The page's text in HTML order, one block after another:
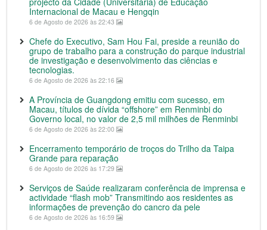
Internacional de Macau e Hengqin
6 de Agosto de 2026 às 22:43
Chefe do Executivo, Sam Hou Fai, preside a reunião do
grupo de trabalho para a construção do parque industrial
de investigação e desenvolvimento das ciências e
tecnologias.
6 de Agosto de 2026 às 22:16
A Província de Guangdong emitiu com sucesso, em
Macau, títulos de dívida “offshore” em Renminbi do
Governo local, no valor de 2,5 mil milhões de Renminbi
6 de Agosto de 2026 às 22:00
Encerramento temporário de troços do Trilho da Taipa
Grande para reparação
6 de Agosto de 2026 às 17:29
Serviços de Saúde realizaram conferência de imprensa e
actividade “flash mob” Transmitindo aos residentes as
informações de prevenção do cancro da pele
6 de Agosto de 2026 às 16:59